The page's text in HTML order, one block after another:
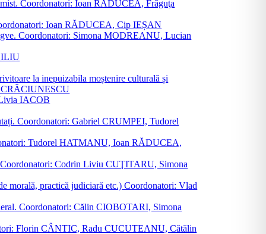
Coordonatori: Ioan RĂDUCEA, Frăguţa
Ioan RĂDUCEA, Cip IEȘAN
Coordonatori: Simona MODREANU, Lucian
la inepuizabila moștenire culturală și
CRĂCIUNESCU
IACOB
Coordonatori: Gabriel CRUMPEI, Tudorel
Tudorel HATMANU, Ioan RĂDUCEA,
Coordonatori: Codrin Liviu CUŢITARU, Simona
morală, practică judiciară etc.) Coordonatori: Vlad
Coordonatori: Călin CIOBOTARI, Simona
Florin CÂNTIC, Radu CUCUTEANU, Cătălin